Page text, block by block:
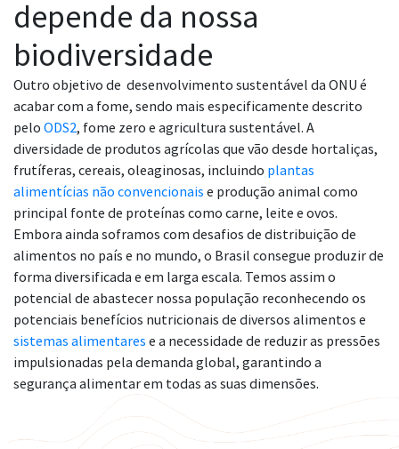
depende da nossa
biodiversidade
Outro objetivo de desenvolvimento sustentável da ONU é
acabar com a fome, sendo mais especificamente descrito
pelo ODS2, fome zero e agricultura sustentável. A
diversidade de produtos agrícolas que vão desde hortaliças,
frutíferas, cereais, oleaginosas, incluindo plantas
alimentícias não convencionais e produção animal como
principal fonte de proteínas como carne, leite e ovos.
Embora ainda soframos com desafios de distribuição de
alimentos no país e no mundo, o Brasil consegue produzir de
forma diversificada e em larga escala. Temos assim o
potencial de abastecer nossa população reconhecendo os
potenciais benefícios nutricionais de diversos alimentos e
sistemas alimentares e a necessidade de reduzir as pressões
impulsionadas pela demanda global, garantindo a
segurança alimentar em todas as suas dimensões.